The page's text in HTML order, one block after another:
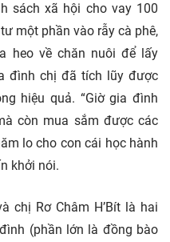
sách xã hội cho vay 100
một phần vào rẫy cà phê,
heo về chăn nuôi để lấy
đình chị đã tích lũy được
hiệu quả. “Giờ gia đình
còn mua sắm được các
lo cho con cái học hành
khởi nói.
chị Rơ Châm H’Bít là hai
(phần lớn là đồng bào